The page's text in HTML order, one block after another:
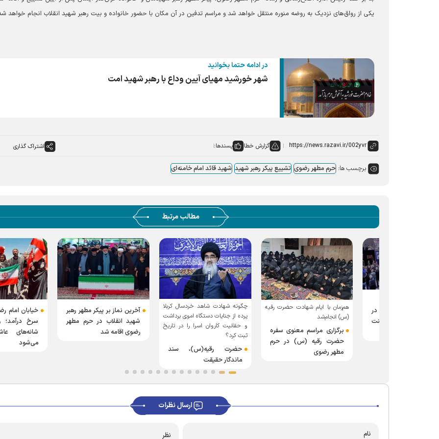
یکی از رواق‌های نزدیک به روضه منوره منتقل خواهد شد و مراسم تدفین در آن مکان با حضور خانواده و بیت رهبر شهید انقلاب انجام خواهد
در ادامه حتما بخوانید
شهر خورشید مهیای آیین وداع با رهبر شهید امت
گزارش خطا پسندها: اشتراک گذاری
برچسب ها: حرم مطهر رضوی تشییع پیکر رهبر شهید شهید قائد امام خامنه‌ای
مطالب مرتبط
هم‌زمان با ایام شهادت حضرت رقیه
(س) انجام‌شد
برگزاری مراسم معنوی سفره
حضرت رقیه (س) در حرم
مطهر رضوی
چگونه شهادت شاهد خردسال کربلا
پرده از جنایات دستگاه اموی برداشت
و حقانیت کاروان اسرا را در تاریخ
ثبت کرد؟
حضرت رقیه(س)، ‏سند
ماندگار حقیقت
آخرین نماز بر پیکر مطهر رهبر
شهید انقلاب در حرم مطهر
رضوی اقامه شد
خیابان امام رضا (ع)
سرخ درآمد؛ وقتی
شانه‌های عاشقان
ارسال نظرات